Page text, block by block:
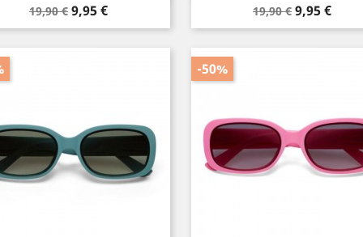
Prix
de
19,90 € Prix
9,95 €
Prix
de
19,90 € Prix
9,95 €
-50%